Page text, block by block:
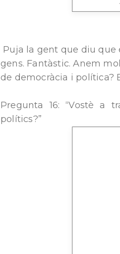
Puja la gent que diu que
gens. Fantàstic. Anem
de democràcia i política?
Pregunta 16: “Vostè a
polítics?”